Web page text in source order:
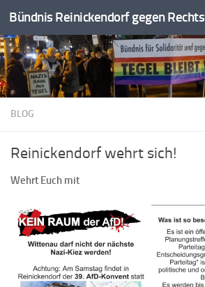
Zum Inhalt springen
Bündnis Reinickendorf gegen Rechts
BLOG
Reinickendorf wehrt sich!
Wehrt Euch mit